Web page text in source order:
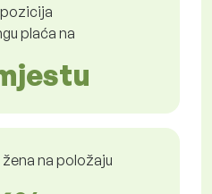
plaća na
na položaju